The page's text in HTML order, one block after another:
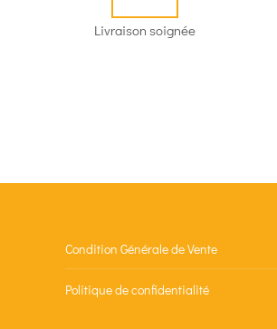
Livraison soignée
Condition Générale de Vente
Politique de confidentialité